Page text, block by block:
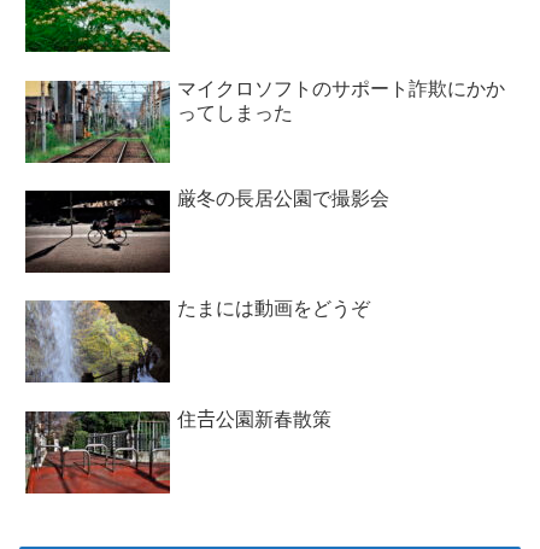
マイクロソフトのサポート詐欺にかか
ってしまった
厳冬の長居公園で撮影会
たまには動画をどうぞ
住𠮷公園新春散策